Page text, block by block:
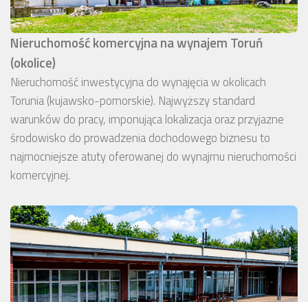
Nieruchomość komercyjna na wynajem Toruń
(okolice)
Nieruchomość inwestycyjna do wynajęcia w okolicach
Torunia (kujawsko-pomorskie). Najwyższy standard
warunków do pracy, imponująca lokalizacja oraz przyjazne
środowisko do prowadzenia dochodowego biznesu to
najmocniejsze atuty oferowanej do wynajmu nieruchomości
komercyjnej.